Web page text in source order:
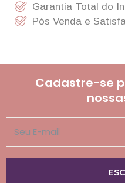
Garantia Total do
Pós Venda e
Cadastre-se